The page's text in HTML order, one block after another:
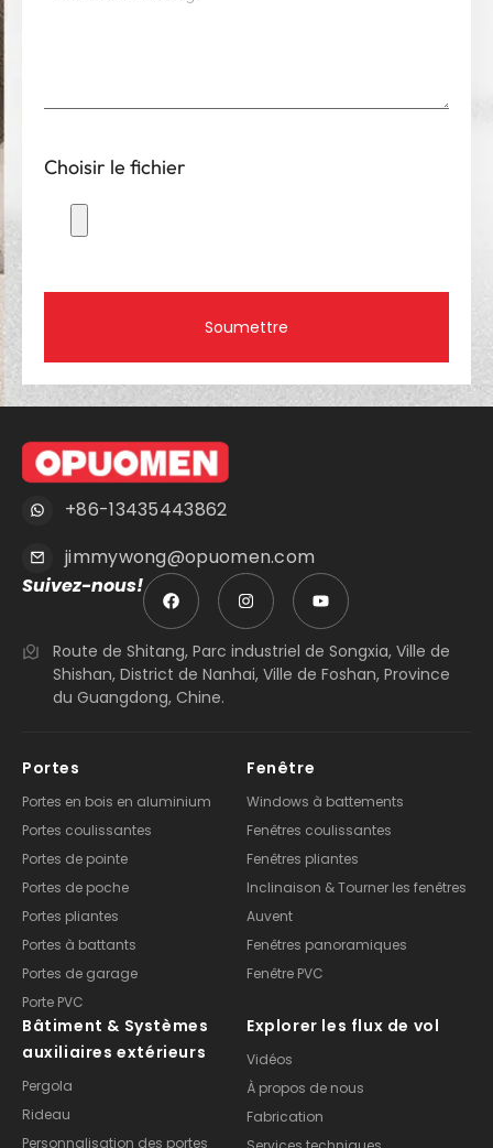
Choisir le fichier
Soumettre
+86-13435443862
jimmywong@opuomen.com
Suivez-nous!
Route de Shitang, Parc industriel de Songxia, Ville de
Shishan, District de Nanhai, Ville de Foshan, Province
du Guangdong, Chine.
Portes
Portes en bois en aluminium
Portes coulissantes
Portes de pointe
Portes de poche
Portes pliantes
Portes à battants
Portes de garage
Porte PVC
Fenêtre
Windows à battements
Fenêtres coulissantes
Fenêtres pliantes
Inclinaison & Tourner les fenêtres
Auvent
Fenêtres panoramiques
Fenêtre PVC
Bâtiment & Systèmes
auxiliaires extérieurs
Pergola
Rideau
Personnalisation des portes
Explorer les flux de vol
Vidéos
À propos de nous
Fabrication